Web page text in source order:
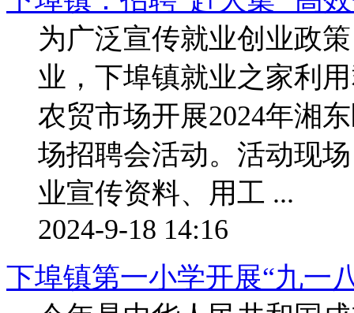
为广泛宣传就业创业政
业，下埠镇就业之家利
农贸市场开展2024年湘
场招聘会活动。活动现
业宣传资料、用工 ...
2024-9-18 14:16
下埠镇第一小学开展“九一